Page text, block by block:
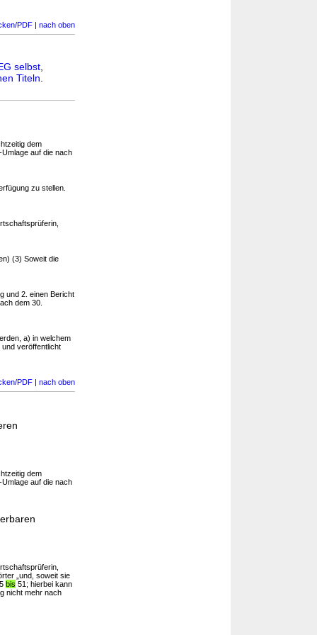
PDF | nach oben
selbst
Titeln
dem
auf die nach
zu stellen.
(3) Soweit die
und 2. einen Bericht
dem 30.
a) in welchem
und veröffentlicht
PDF | nach oben
dem
auf die nach
„und, soweit sie
bis 51; hierbei kann
nicht mehr nach